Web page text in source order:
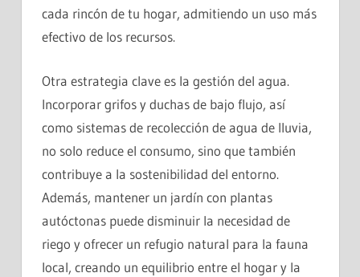
cada rincón de tu hogar, admitiendo un uso más
efectivo de los recursos.
Otra estrategia clave es la gestión del agua.
Incorporar grifos y duchas de bajo flujo, así
como sistemas de recolección de agua de lluvia,
no solo reduce el consumo, sino que también
contribuye a la sostenibilidad del entorno.
Además, mantener un jardín con plantas
autóctonas puede disminuir la necesidad de
riego y ofrecer un refugio natural para la fauna
local, creando un equilibrio entre el hogar y la